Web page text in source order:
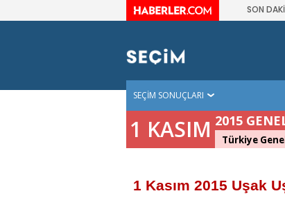
SON
SEÇİM SONUÇLARI
1 KASIM 2015
Türkiye
1 Kasım 2015 Uşak